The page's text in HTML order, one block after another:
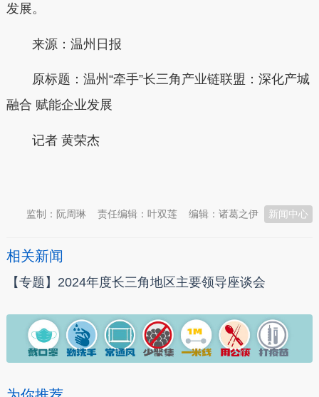
发展。
来源：温州日报
原标题：温州“牵手”长三角产业链联盟：深化产城
融合 赋能企业发展
记者 黄荣杰
新闻中心
编辑：诸葛之伊
责任编辑：叶双莲
监制：阮周琳
相关新闻
【专题】2024年度长三角地区主要领导座谈会